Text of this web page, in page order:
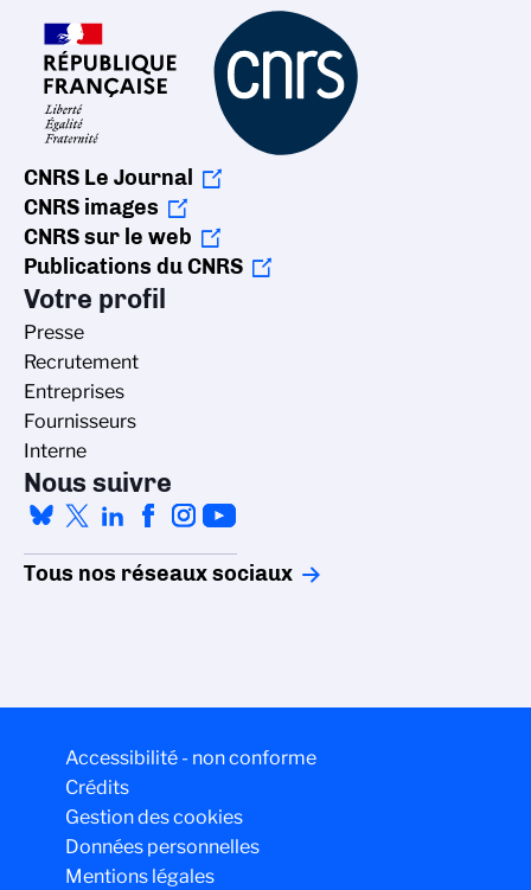
CNRS Le Journal
CNRS images
CNRS sur le web
Publications du CNRS
Votre profil
Presse
Recrutement
Entreprises
Fournisseurs
Interne
Nous suivre
Tous nos réseaux sociaux
Accessibilité - non conforme
Crédits
Gestion des cookies
Données personnelles
Mentions légales